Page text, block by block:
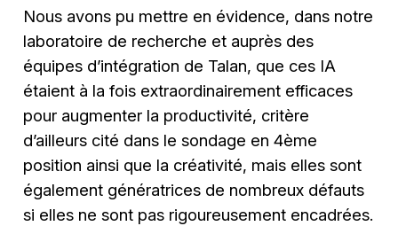
Nous avons pu mettre en évidence, dans notre
laboratoire de recherche et auprès des
équipes d’intégration de Talan, que ces IA
étaient à la fois extraordinairement efficaces
pour augmenter la productivité, critère
d’ailleurs cité dans le sondage en 4ème
position ainsi que la créativité, mais elles sont
également génératrices de nombreux défauts
si elles ne sont pas rigoureusement encadrées.